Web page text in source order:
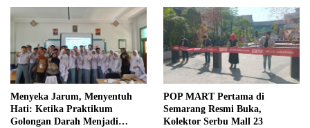
Menyeka Jarum, Menyentuh
Hati: Ketika Praktikum
Golongan Darah Menjadi
POP MART Pertama di
Semarang Resmi Buka,
Kolektor Serbu Mall 23